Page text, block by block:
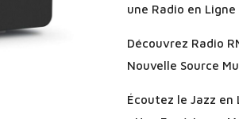
une Radio en
Découvrez Radio
Nouvelle Source
Écoutez le Jazz en